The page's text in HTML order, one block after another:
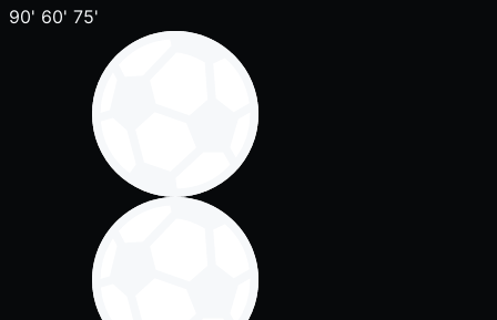
90' 60' 75'